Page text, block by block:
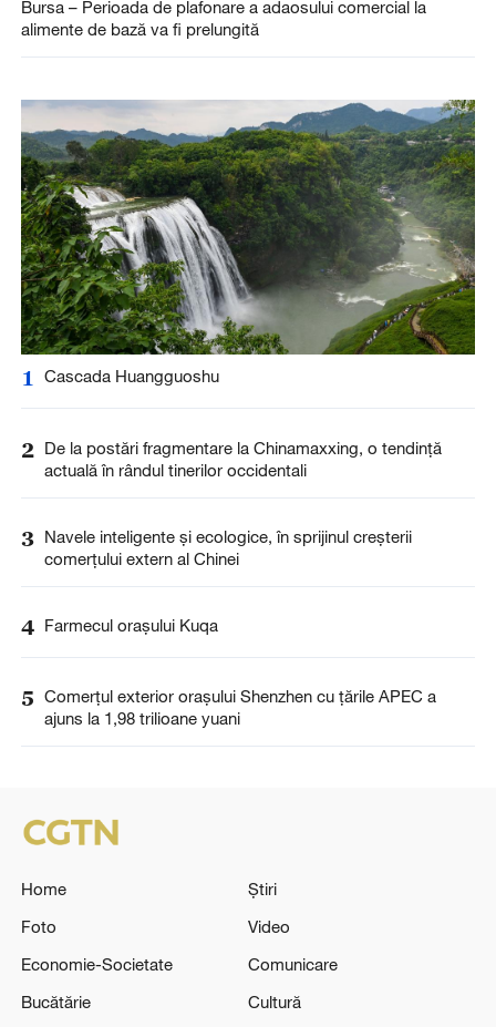
Bursa – Perioada de plafonare a adaosului comercial la
alimente de bază va fi prelungită
1 Cascada Huangguoshu
2 De la postări fragmentare la Chinamaxxing, o tendință
actuală în rândul tinerilor occidentali
3 Navele inteligente și ecologice, în sprijinul creșterii
comerțului extern al Chinei
4 Farmecul orașului Kuqa
5 Comerțul exterior orașului Shenzhen cu țările APEC a
ajuns la 1,98 trilioane yuani
Home
Știri
Foto
Video
Economie-Societate
Comunicare
Bucătărie
Cultură